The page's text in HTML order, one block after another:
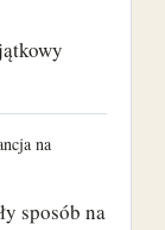
na
sposób na